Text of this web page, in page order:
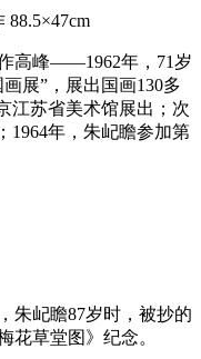
88.5×47cm
高峰——1962年，71岁
展”，展出国画130多
江苏省美术馆展出；次
1964年，朱屺瞻参加第
朱屺瞻87岁时，被抄的
花草堂图》纪念。